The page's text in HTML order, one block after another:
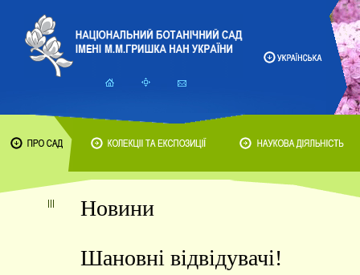
Новини
Шановні відвідувачі!